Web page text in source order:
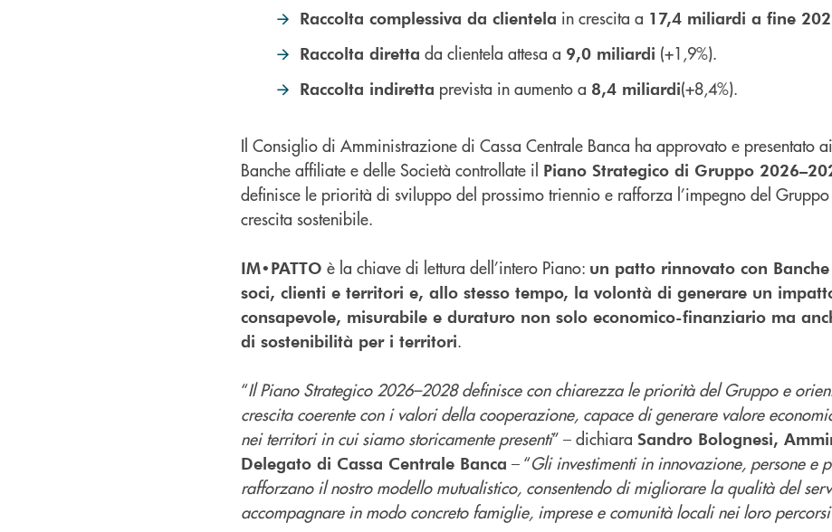
Raccolta complessiva da clientela in crescita a 17,4 miliardi a fine
Raccolta diretta da clientela attesa a 9,0 miliardi (+1,9%).
Raccolta indiretta prevista in aumento a 8,4 miliardi(+8,4%).
Il Consiglio di Amministrazione di Cassa Centrale Banca ha approvato e presentato
Banche affiliate e delle Società controllate il Piano Strategico di Gruppo
definisce le priorità di sviluppo del prossimo triennio e rafforza l’impegno del Gruppo
crescita sostenibile.
IM•PATTO è la chiave di lettura dell’intero Piano: un patto rinnovato con
soci, clienti e territori e, allo stesso tempo, la volontà di generare un
consapevole, misurabile e duraturo non solo economico-finanziario ma
di sostenibilità per i territori.
“Il Piano Strategico 2026–2028 definisce con chiarezza le priorità del Gruppo e
crescita coerente con i valori della cooperazione, capace di generare valore
nei territori in cui siamo storicamente presenti” – dichiara Sandro Bolognesi,
Delegato di Cassa Centrale Banca – “Gli investimenti in innovazione, persone e
rafforzano il nostro modello mutualistico, consentendo di migliorare la qualità del
accompagnare in modo concreto famiglie, imprese e comunità locali nei loro